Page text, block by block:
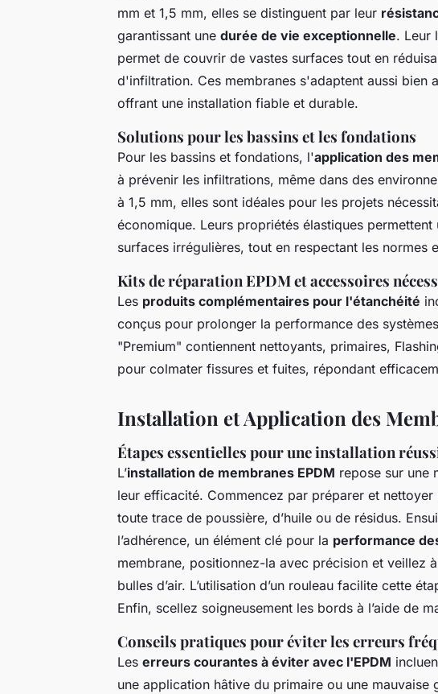
mm et 1,5 mm, elles se distinguent par leur
garantissant une durée de vie exceptionnelle. Leur
permet de couvrir de vastes surfaces tout en
d'infiltration. Ces membranes s'adaptent aussi bien
offrant une installation fiable et durable.
Solutions pour les bassins et les fondations
Pour les bassins et fondations, l'application des
à prévenir les infiltrations, même dans des
à 1,5 mm, elles sont idéales pour les projets
économique. Leurs propriétés élastiques
surfaces irrégulières, tout en respectant les normes
Kits de réparation EPDM et accessoires
Les produits complémentaires pour l'étanchéité
conçus pour prolonger la performance des
"Premium" contiennent nettoyants, primaires,
pour colmater fissures et fuites, répondant
Installation et Application des
Étapes essentielles pour une installation
L’installation de membranes EPDM repose sur une
leur efficacité. Commencez par préparer et
toute trace de poussière, d’huile ou de résidus.
l’adhérence, un élément clé pour la performance
membrane, positionnez-la avec précision et veillez
bulles d’air. L’utilisation d’un rouleau facilite cette
Enfin, scellez soigneusement les bords à l’aide de
Conseils pratiques pour éviter les erreurs
Les erreurs courantes à éviter avec l'EPDM
une application hâtive du primaire ou une